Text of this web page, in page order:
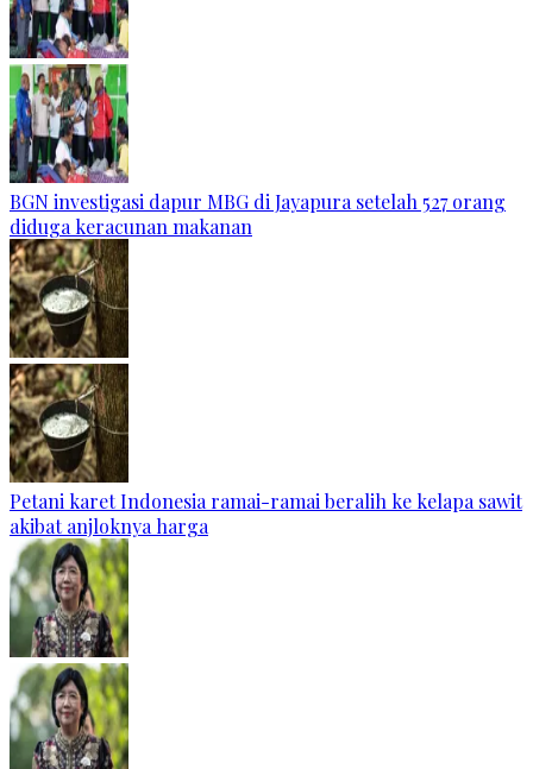
BGN investigasi dapur MBG di Jayapura setelah 527 orang
diduga keracunan makanan
Petani karet Indonesia ramai-ramai beralih ke kelapa sawit
akibat anjloknya harga